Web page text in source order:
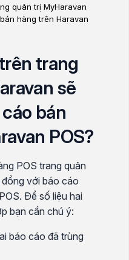
quản trị MyHaravan
hàng trên Haravan
trang
sẽ
bán
POS?
POS trang quản
với báo cáo
Để số liệu hai
bạn cần chú ý:
báo cáo đã trùng